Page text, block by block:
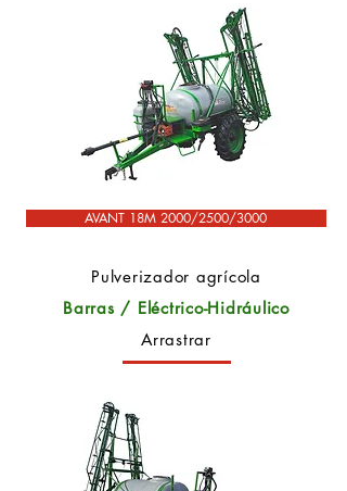
AVANT 18M 2000/2500/3000
Pulverizador agrícola
Barras / Eléctrico-Hidráulico
Arrastrar